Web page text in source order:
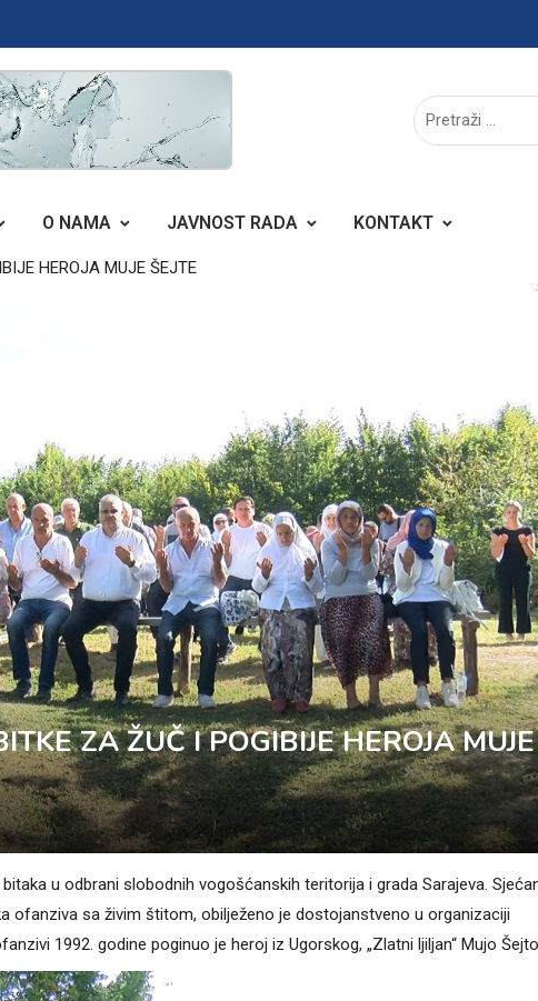
O NAMA JAVNOST RADA KONTAKT
HEROJA MUJE ŠEJTE
ZA ŽUČ I POGIBIJE HEROJA MUJE
u odbrani slobodnih vogošćanskih teritorija i grada Sarajeva.
ofanziva sa živim štitom, obilježeno je dostojanstveno u organizaciji
1992. godine poginuo je heroj iz Ugorskog, „Zlatni ljiljan“ Mujo